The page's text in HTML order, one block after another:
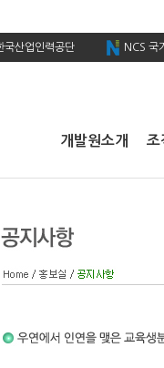
국산업인력공단 NCS 국
개발원소개 조